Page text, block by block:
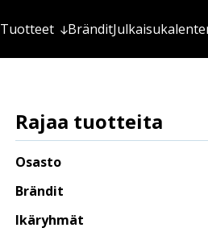
Tuotteet Brändit
Rajaa tuotteita
Osasto
Brändit
Ikäryhmät